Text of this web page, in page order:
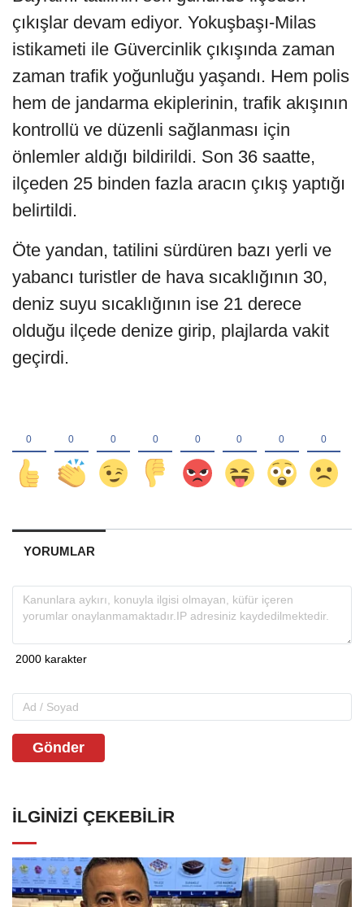
çıkışlar devam ediyor. Yokuşbaşı-Milas
istikameti ile Güvercinlik çıkışında zaman
zaman trafik yoğunluğu yaşandı. Hem polis
hem de jandarma ekiplerinin, trafik akışının
kontrollü ve düzenli sağlanması için
önlemler aldığı bildirildi. Son 36 saatte,
ilçeden 25 binden fazla aracın çıkış yaptığı
belirtildi.
Öte yandan, tatilini sürdüren bazı yerli ve
yabancı turistler de hava sıcaklığının 30,
deniz suyu sıcaklığının ise 21 derece
olduğu ilçede denize girip, plajlarda vakit
geçirdi.
YORUMLAR
Gönder
İLGINIZI ÇEKEBILIR